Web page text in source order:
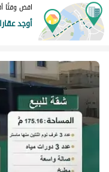
اقض وقتًا
أوجد